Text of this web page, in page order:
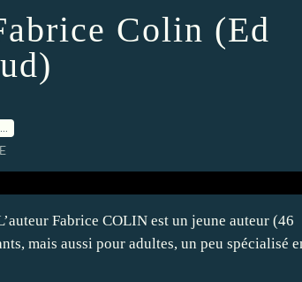
Colin (Ed
Fabrice COLIN est un jeune auteur (46
mais aussi pour adultes, un peu spécialisé